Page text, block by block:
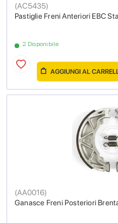
Pastiglie Freni Anteriori EBC
(AC5435)
2 Disponibile
AGGIUNGI AL
Ganasce Freni Posteriori
(AA0016)